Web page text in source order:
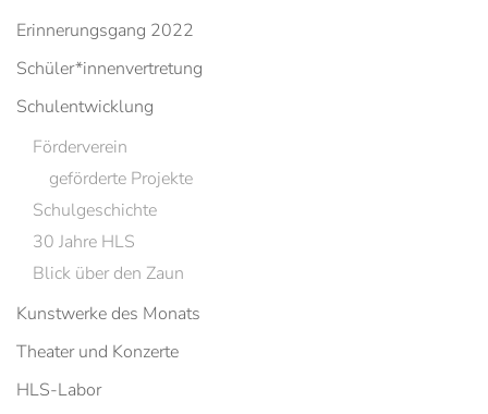
Erinnerungsgang 2022
Schüler*innenvertretung
Schulentwicklung
Förderverein
geförderte Projekte
Schulgeschichte
30 Jahre HLS
Blick über den Zaun
Kunstwerke des Monats
Theater und Konzerte
HLS-Labor